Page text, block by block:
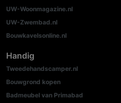
UW-Woonmagazine.nl
UW-Zwembad.nl
Bouwkavelsonline.nl
Handig
Tweedehandscamper.nl
Bouwgrond kopen
Badmeubel van Primabad